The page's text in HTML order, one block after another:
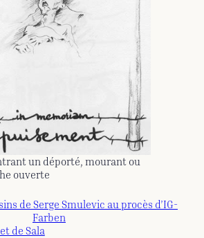
un déporté, mourant ou
ouverte
de Serge Smulevic au procès d’IG-
Farben
de Sala